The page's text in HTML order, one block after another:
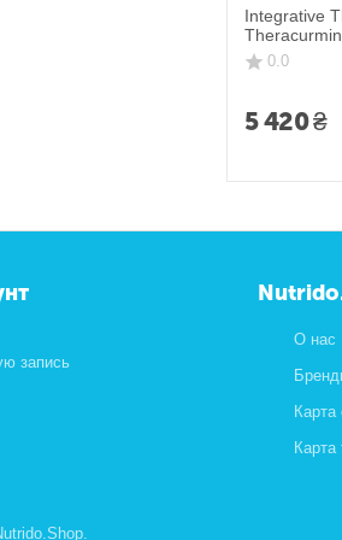
Integrative
Theracurmin
підвищеною
120 капсул
0.0
5 420₴
запись
О нас
Карта
Карта